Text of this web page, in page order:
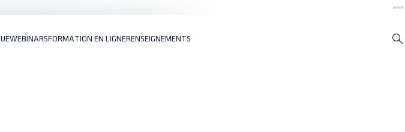
WEBINARSFORMATION EN LIGNERENSEIGNEMENTS